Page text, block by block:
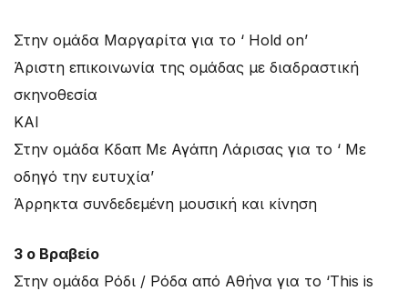
Στην ομάδα Μαργαρίτα για το ‘ Hold on’
Άριστη επικοινωνία της ομάδας με διαδραστική
σκηνοθεσία
ΚΑΙ
Στην ομάδα Κδαπ Με Αγάπη Λάρισας για το ‘ Με
οδηγό την ευτυχία’
Άρρηκτα συνδεδεμένη μουσική και κίνηση
3 ο Βραβείο
Στην ομάδα Ρόδι / Ρόδα από Αθήνα για το ‘This is